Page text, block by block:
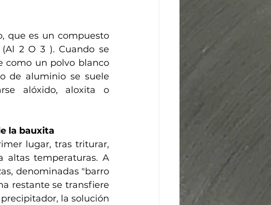
que es un compuesto
2 O 3 ). Cuando se
como un polvo blanco
de aluminio se suele
alóxido, aloxita o
la bauxita
lugar, tras triturar,
altas temperaturas. A
denominadas "barro
restante se transfiere
la solución